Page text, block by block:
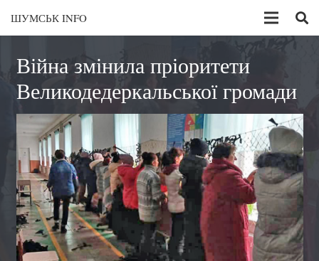
ШУМСЬК INFO
Війна змінила пріоритети
Великодедеркальської громади